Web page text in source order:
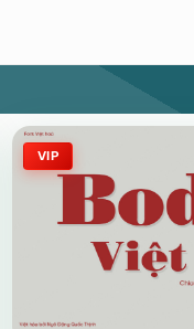
VIP